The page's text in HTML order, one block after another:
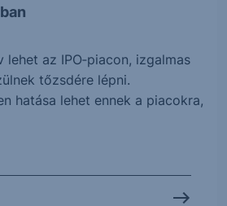
lehet az IPO‑piacon, izgalmas
tőzsdére lépni.
hatása lehet ennek a piacokra,